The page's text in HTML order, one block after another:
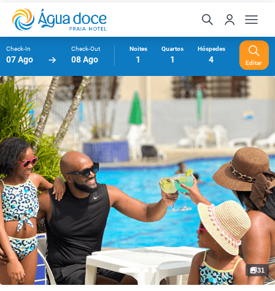
Check-In
07 Ago
Check-Out
08 Ago
Noites
1
Quartos
1
Hóspedes
4 Editar
31